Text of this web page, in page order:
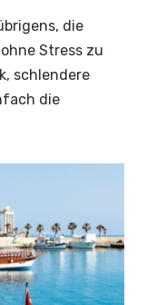
die
Stress zu
schlendere
die